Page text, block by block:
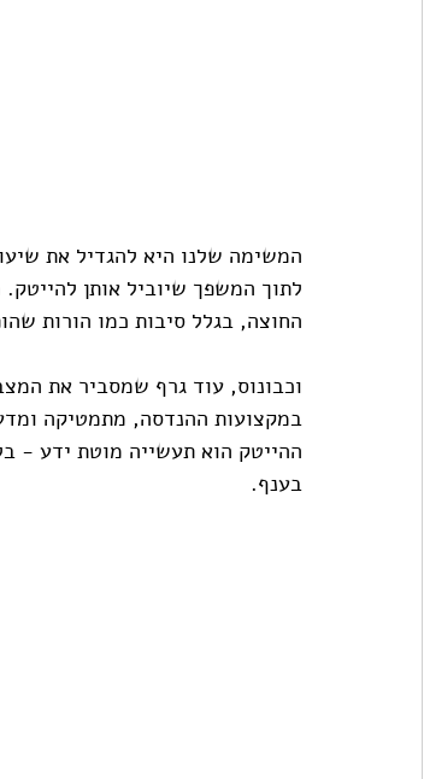
המשימה שלנו היא להגדיל את
לתוך המשפך שיוביל אותן
החוצה, בגלל סיבות כמו הורות
במקצועות ההנדסה, מתמטיקה
ההייטק הוא תעשייה מוטת ידע -
בענף.